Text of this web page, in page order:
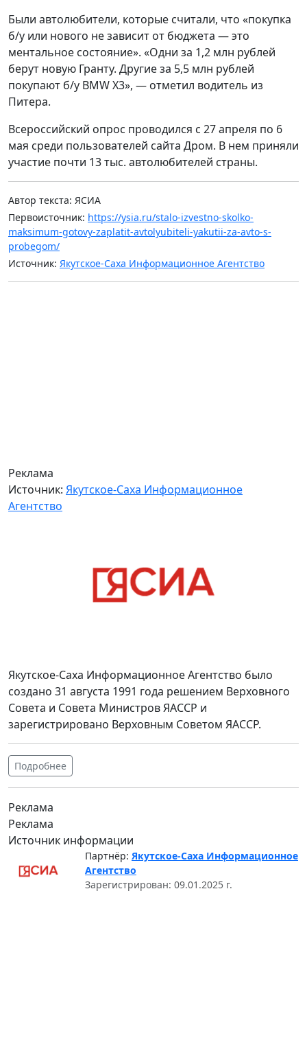
Были автолюбители, которые считали, что «покупка
б/у или нового не зависит от бюджета — это
ментальное состояние». «Одни за 1,2 млн рублей
берут новую Гранту. Другие за 5,5 млн рублей
покупают б/у BMW X3», — отметил водитель из
Питера.
Всероссийский опрос проводился с 27 апреля по 6
мая среди пользователей сайта Дром. В нем приняли
участие почти 13 тыс. автолюбителей страны.
Автор текста: ЯСИА
Первоисточник: https://ysia.ru/stalo-izvestno-skolko-
maksimum-gotovy-zaplatit-avtolyubiteli-yakutii-za-avto-s-
probegom/
Источник: Якутское-Саха Информационное Агентство
Реклама
Источник: Якутское-Саха Информационное
Агентство
Якутское-Саха Информационное Агентство было
создано 31 августа 1991 года решением Верховного
Совета и Совета Министров ЯАССР и
зарегистрировано Верховным Советом ЯАССР.
Подробнее
Реклама
Реклама
Источник информации
Партнёр: Якутское-Саха Информационное
Агентство
Зарегистрирован: 09.01.2025 г.